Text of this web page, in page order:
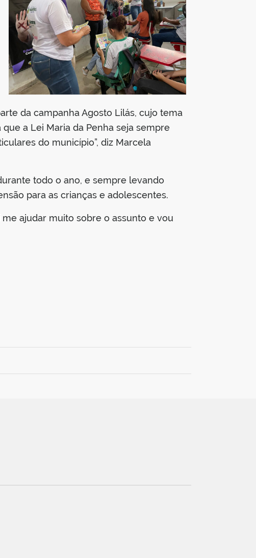
da campanha Agosto Lilás, cujo tema
a Lei Maria da Penha seja sempre
do município”, diz Marcela
todo o ano, e sempre levando
para as crianças e adolescentes.
me ajudar muito sobre o assunto e vou